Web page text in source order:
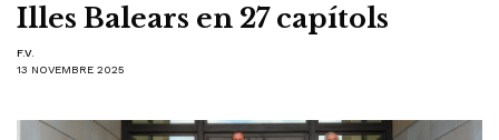
Illes Balears en 27 capítols
F.V.
13 NOVEMBRE 2025